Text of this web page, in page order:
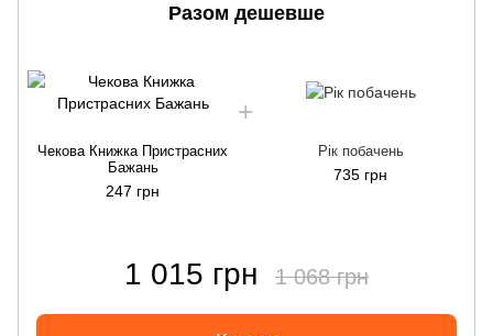
Разом дешевше
Чекова Книжка Пристрасних
Бажань
247 грн
Рік побачень
735 грн
1 015 грн 1 068 грн